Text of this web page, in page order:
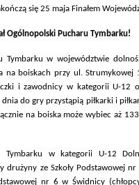
się 25 maja Finałem
Ogólnopolski Pucharu Tymbarku!
Tymbarku w województwie
na boiskach przy ul. Strumykowej
i zawodnicy w kategorii U-12
do gry przystąpią piłkarki i
na boiska może wybiec aż
w kategorii U-12
drużyny ze Szkoły Podstawowej
nr 6 w Świdnicy